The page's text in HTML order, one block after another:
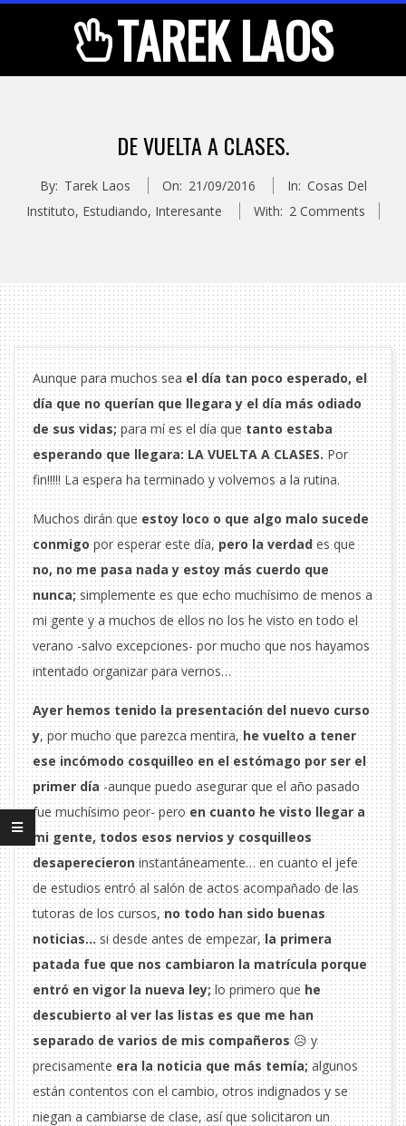
TAREK LAOS
DE VUELTA A CLASES.
By: Tarek Laos On: 21/09/2016 In: Cosas Del
Instituto, Estudiando, Interesante With: 2 Comments
Aunque para muchos sea el día tan poco esperado, el
día que no querían que llegara y el día más odiado
de sus vidas;para mí es el día quetanto estaba
esperando que llegara: LA VUELTA A CLASES. Por
fin!!!!! La espera ha terminado y volvemos a la rutina.
Muchos dirán queestoy loco o que algo malo sucede
conmigopor esperar este día,pero la verdades que
no, no me pasa nada y estoy más cuerdo que
nunca;simplemente es que echo muchísimo de menos a
mi gente y a muchos de ellos no los he visto en todo el
verano -salvo excepciones- por mucho que nos hayamos
intentado organizar para vernos…
Ayer hemos tenido la presentación del nuevo curso
y, por mucho que parezca mentira,he vuelto a tener
ese incómodo cosquilleo en el estómago por ser el
primer día-aunque puedo asegurar que el año pasado
fue muchísimo peor- pero en cuanto he visto llegar a
mi gente, todos esos nervios y cosquilleos
desaperecieroninstantáneamente… en cuanto el jefe
de estudios entró al salón de actos acompañado de las
tutoras de los cursos,no todo han sido buenas
noticias… si desde antes de empezar,la primera
patada fue que nos cambiaron la matrícula porque
entró en vigor la nueva ley;lo primero quehe
descubierto al ver las listas es que me han
separado de varios de mis compañeros😥 y
precisamenteera la noticia que más temía;algunos
están contentos con el cambio, otros indignados y se
niegan a cambiarse de clase, así que solicitaron un